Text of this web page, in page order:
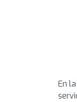
En la